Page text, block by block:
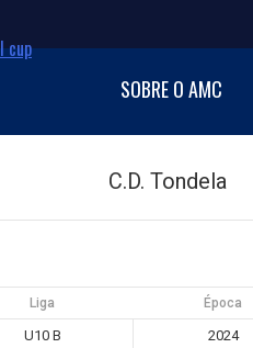
ALGARVE MINI
Torneio Internacional de
SOBRE O AMC
C.D. Tondela
Liga Época
U10 B 2024